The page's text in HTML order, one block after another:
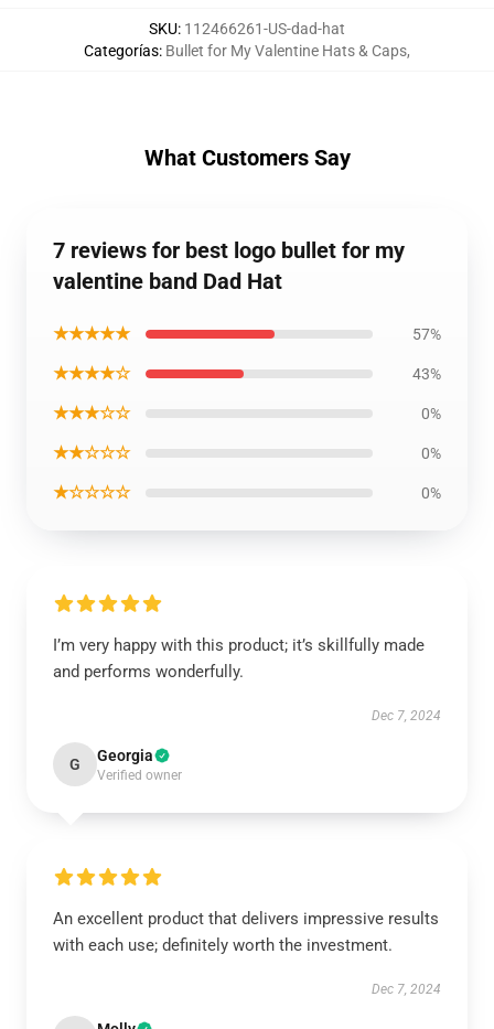
SKU: 112466261-US-dad-hat
Categorías: Bullet for My Valentine Hats & Caps,
What Customers Say
7 reviews for best logo bullet for my
valentine band Dad Hat
★★★★★ 57%
★★★★☆ 43%
★★★☆☆ 0%
★★☆☆☆ 0%
★☆☆☆☆ 0%
I’m very happy with this product; it’s skillfully made
and performs wonderfully.
Dec 7, 2024
G Georgia
Verified owner
An excellent product that delivers impressive results
with each use; definitely worth the investment.
Dec 7, 2024